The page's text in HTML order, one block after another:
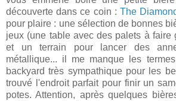
découverte dans ce coin : The
pour plaire : une sélection de bonnes
jeux (une table avec des palets à faire
et un terrain pour lancer des
métallique... il me manque les
backyard très sympathique pour les
trouvé l'endroit parfait pour finir un
potes. Attention, après quelques